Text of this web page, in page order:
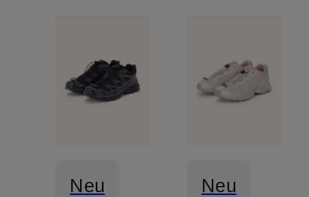
Neu Neu